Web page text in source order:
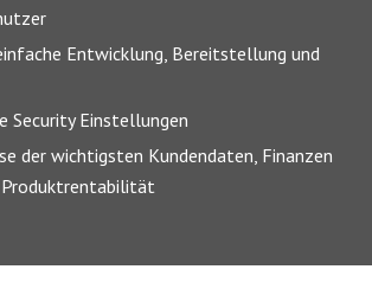
Entwicklung, Bereitstellung und
Security Einstellungen
der wichtigsten Kundendaten, Finanzen
Produktrentabilität